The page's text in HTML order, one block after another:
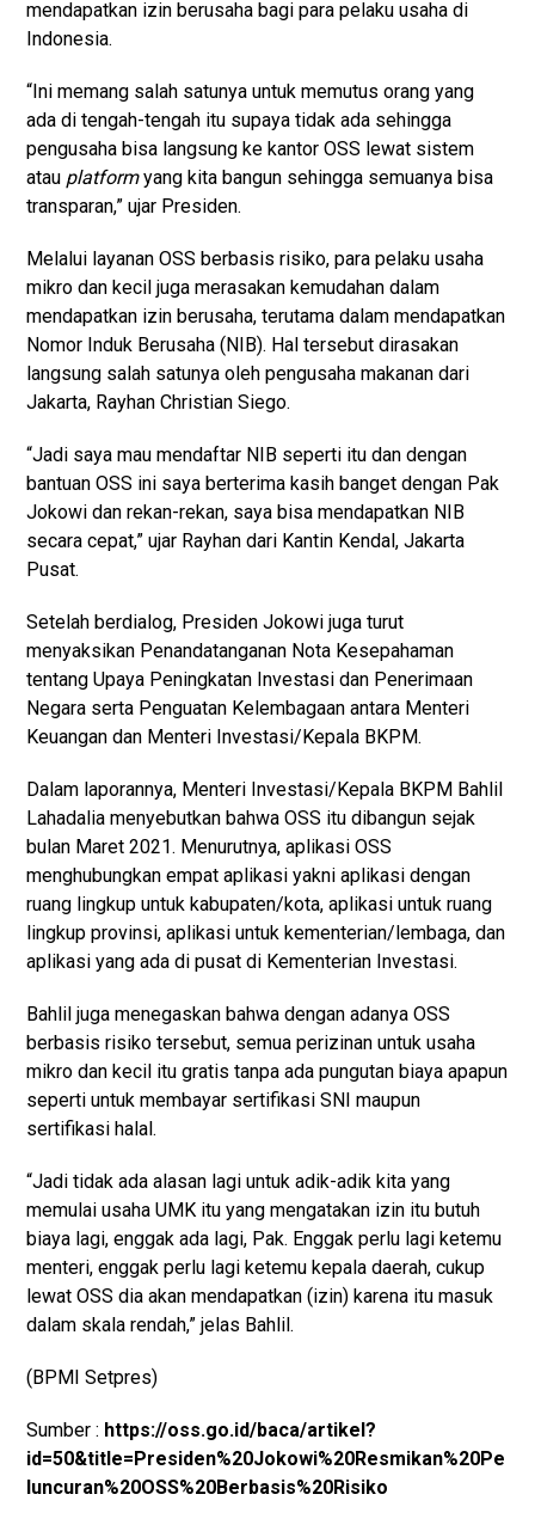
mendapatkan izin berusaha bagi para pelaku usaha di
Indonesia.
“Ini memang salah satunya untuk memutus orang yang
ada di tengah-tengah itu supaya tidak ada sehingga
pengusaha bisa langsung ke kantor OSS lewat sistem
atau platformyang kita bangun sehingga semuanya bisa
transparan,” ujar Presiden.
Melalui layanan OSS berbasis risiko, para pelaku usaha
mikro dan kecil juga merasakan kemudahan dalam
mendapatkan izin berusaha, terutama dalam mendapatkan
Nomor Induk Berusaha (NIB). Hal tersebut dirasakan
langsung salah satunya oleh pengusaha makanan dari
Jakarta, Rayhan Christian Siego.
“Jadi saya mau mendaftar NIB seperti itu dan dengan
bantuan OSS ini saya berterima kasih banget dengan Pak
Jokowi dan rekan-rekan, saya bisa mendapatkan NIB
secara cepat,” ujar Rayhan dari Kantin Kendal, Jakarta
Pusat.
Setelah berdialog, Presiden Jokowi juga turut
menyaksikan Penandatanganan Nota Kesepahaman
tentang Upaya Peningkatan Investasi dan Penerimaan
Negara serta Penguatan Kelembagaan antara Menteri
Keuangan dan Menteri Investasi/Kepala BKPM.
Dalam laporannya, Menteri Investasi/Kepala BKPM Bahlil
Lahadalia menyebutkan bahwa OSS itu dibangun sejak
bulan Maret 2021. Menurutnya, aplikasi OSS
menghubungkan empat aplikasi yakni aplikasi dengan
ruang lingkup untuk kabupaten/kota, aplikasi untuk ruang
lingkup provinsi, aplikasi untuk kementerian/lembaga, dan
aplikasi yang ada di pusat di Kementerian Investasi.
Bahlil juga menegaskan bahwa dengan adanya OSS
berbasis risiko tersebut, semua perizinan untuk usaha
mikro dan kecil itu gratis tanpa ada pungutan biaya apapun
seperti untuk membayar sertifikasi SNI maupun
sertifikasi halal.
“Jadi tidak ada alasan lagi untuk adik-adik kita yang
memulai usaha UMK itu yang mengatakan izin itu butuh
biaya lagi, enggak ada lagi, Pak. Enggak perlu lagi ketemu
menteri, enggak perlu lagi ketemu kepala daerah, cukup
lewat OSS dia akan mendapatkan (izin) karena itu masuk
dalam skala rendah,” jelas Bahlil.
(BPMI Setpres)
Sumber : https://oss.go.id/baca/artikel?
id=50&title=Presiden%20Jokowi%20Resmikan%20Pe
luncuran%20OSS%20Berbasis%20Risiko